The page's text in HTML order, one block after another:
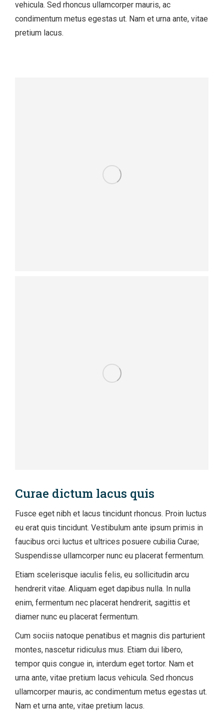
vehicula. Sed rhoncus ullamcorper mauris, ac
condimentum metus egestas ut. Nam et urna ante, vitae
pretium lacus.
Curae dictum lacus quis
Fusce eget nibh et lacus tincidunt rhoncus. Proin luctus
eu erat quis tincidunt. Vestibulum ante ipsum primis in
faucibus orci luctus et ultrices posuere cubilia Curae;
Suspendisse ullamcorper nunc eu placerat fermentum.
Etiam scelerisque iaculis felis, eu sollicitudin arcu
hendrerit vitae. Aliquam eget dapibus nulla. In nulla
enim, fermentum nec placerat hendrerit, sagittis et
diamer nunc eu placerat fermentum.
Cum sociis natoque penatibus et magnis dis parturient
montes, nascetur ridiculus mus. Etiam dui libero,
tempor quis congue in, interdum eget tortor. Nam et
urna ante, vitae pretium lacus vehicula. Sed rhoncus
ullamcorper mauris, ac condimentum metus egestas ut.
Nam et urna ante, vitae pretium lacus.